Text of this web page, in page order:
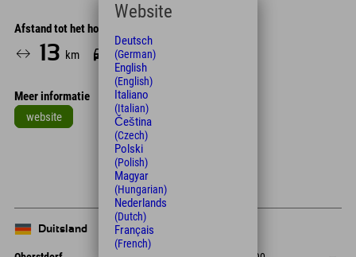
Afstand tot het hotel
13 km 15 Min.
Meer informatie
website
Duitsland
Website
Deutsch
(German)
English
(English)
Italiano
(Italian)
Čeština
(Czech)
Polski
(Polish)
Magyar
(Hungarian)
Nederlands
(Dutch)
Français
(French)